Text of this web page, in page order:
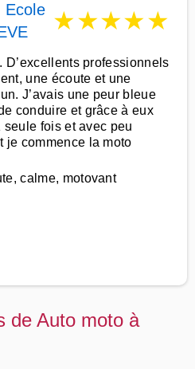
Ecole ★★★★★
professionnels
une écoute et une
J’avais une peur bleue
conduire et grâce à eux
seule fois et avec peu
je commence la moto
calme, motovant
de Auto moto à